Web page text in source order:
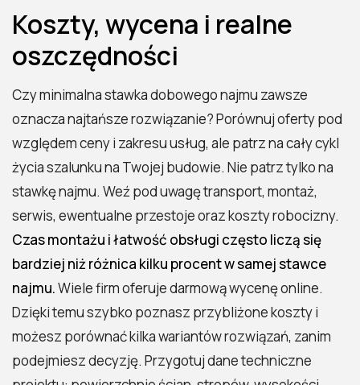
Koszty, wycena i realne
oszczędności
Czy minimalna stawka dobowego najmu zawsze
oznacza najtańsze rozwiązanie? Porównuj oferty pod
względem ceny i zakresu usług, ale patrz na cały cykl
życia szalunku na Twojej budowie. Nie patrz tylko na
stawkę najmu. Weź pod uwagę transport, montaż,
serwis, ewentualne przestoje oraz koszty robocizny.
Czas montażu i łatwość obsługi często liczą się
bardziej niż różnica kilku procent w samej stawce
najmu.Wiele firm oferuje darmową wycenę online.
Dzięki temu szybko poznasz przybliżone koszty i
możesz porównać kilka wariantów rozwiązań, zanim
podejmiesz decyzję. Przygotuj dane techniczne